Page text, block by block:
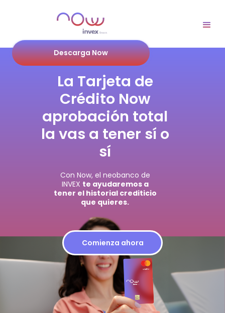
Descarga Now
La Tarjeta de
Crédito Now
aprobación total
la vas a tener sí o
sí
Con Now, el neobanco de
INVEX te ayudaremos a
tener el historial crediticio
que quieres.
Comienza ahora